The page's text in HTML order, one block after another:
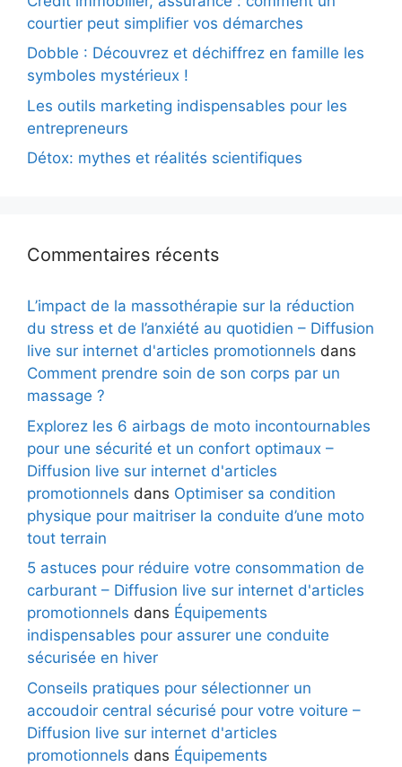
courtier peut simplifier vos démarches
Dobble : Découvrez et déchiffrez en famille les
symboles mystérieux !
Les outils marketing indispensables pour les
entrepreneurs
Détox: mythes et réalités scientifiques
Commentaires récents
L’impact de la massothérapie sur la réduction
du stress et de l’anxiété au quotidien – Diffusion
live sur internet d'articles promotionnels dans
Comment prendre soin de son corps par un
massage ?
Explorez les 6 airbags de moto incontournables
pour une sécurité et un confort optimaux –
Diffusion live sur internet d'articles
promotionnels dans Optimiser sa condition
physique pour maitriser la conduite d’une moto
tout terrain
5 astuces pour réduire votre consommation de
carburant – Diffusion live sur internet d'articles
promotionnels dans Équipements
indispensables pour assurer une conduite
sécurisée en hiver
Conseils pratiques pour sélectionner un
accoudoir central sécurisé pour votre voiture –
Diffusion live sur internet d'articles
promotionnels dans Équipements